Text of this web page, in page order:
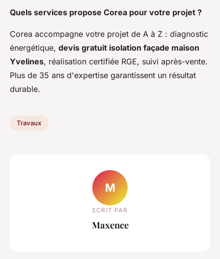
Quels services propose Corea pour votre projet ?
Corea accompagne votre projet de A à Z : diagnostic
énergétique, devis gratuit isolation façade maison
Yvelines, réalisation certifiée RGE, suivi après-vente.
Plus de 35 ans d'expertise garantissent un résultat
durable.
Travaux
M
ECRIT PAR
Maxence